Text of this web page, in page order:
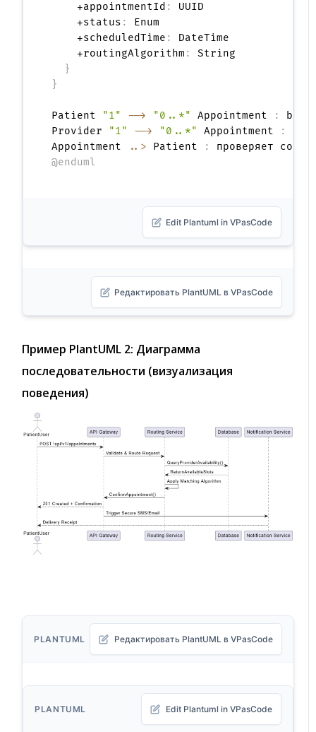
    +appointmentId
:
UUID
    +status
:
Enum
    +scheduledTime
:
DateTime
    +routingAlgorithm
:
String
}
}
Patient "1" --> "0..*" Appointment :
book
Provider
"1" --> "0..*" Appointment :
Appointment
..> Patient
:
@enduml
Edit Plantuml in VPasCode
Редактировать PlantUML в VPasCode
Пример PlantUML 2: Диаграмма
последовательности (визуализация
поведения)
PLANTUML Редактировать PlantUML в VPasCode
PLANTUML Edit Plantuml in VPasCode